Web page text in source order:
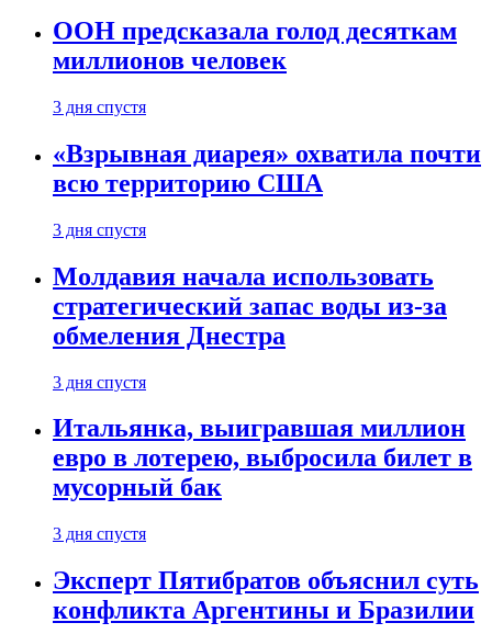
ООН предсказала голод десяткам
миллионов человек
3 дня спустя
«Взрывная диарея» охватила почти
всю территорию США
3 дня спустя
Молдавия начала использовать
стратегический запас воды из-за
обмеления Днестра
3 дня спустя
Итальянка, выигравшая миллион
евро в лотерею, выбросила билет в
мусорный бак
3 дня спустя
Эксперт Пятибратов объяснил суть
конфликта Аргентины и Бразилии